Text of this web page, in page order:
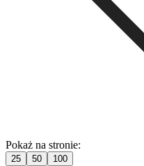
Pokaż na stronie:
25 50 100